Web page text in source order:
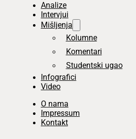
Analize
Intervjui
Mišljenja
Kolumne
Komentari
Studentski ugao
Infografici
Video
O nama
Impressum
Kontakt